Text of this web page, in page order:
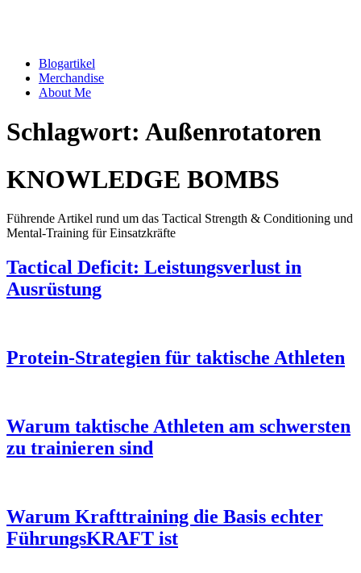
Blogartikel
Merchandise
About Me
Schlagwort: Außenrotatoren
KNOWLEDGE BOMBS
Führende Artikel rund um das Tactical Strength & Conditioning und
Mental-Training für Einsatzkräfte
Tactical Deficit: Leistungsverlust in
Ausrüstung
Protein-Strategien für taktische Athleten
Warum taktische Athleten am schwersten
zu trainieren sind
Warum Krafttraining die Basis echter
FührungsKRAFT ist